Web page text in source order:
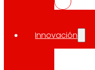
Innovación